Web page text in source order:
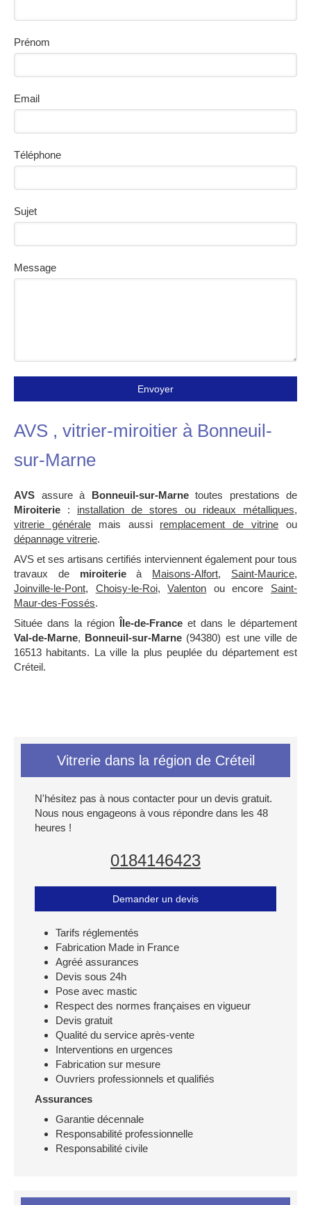
Prénom
Email
Téléphone
Sujet
Message
Envoyer
AVS , vitrier-miroitier à Bonneuil-
sur-Marne
AVS assure à Bonneuil-sur-Marnetoutes prestations de
Miroiterie : installation de stores ou rideaux métalliques,
vitrerie généralemais aussi remplacement de vitrine ou
dépannage vitrerie.
AVS et ses artisans certifiés interviennent également pour tous
travaux de miroiterieà Maisons-Alfort, Saint-Maurice,
Joinville-le-Pont, Choisy-le-Roi,Valenton ou encore Saint-
Maur-des-Fossés.
Située dans la région Île-de-France et dans le département
Val-de-Marne, Bonneuil-sur-Marne (94380) est une ville de
16513 habitants. La ville la plus peuplée du département est
Créteil.
Vitrerie dans la région de Créteil
N'hésitez pas à nous contacter pour un devis gratuit.
Nous nous engageons à vous répondre dans les 48
heures !
0184146423
Demander un devis
Tarifs réglementés
Fabrication Made in France
Agréé assurances
Devis sous 24h
Pose avec mastic
Respect des normes françaises en vigueur
Devis gratuit
Qualité du service après-vente
Interventions en urgences
Fabrication sur mesure
Ouvriers professionnels et qualifiés
Assurances
Garantie décennale
Responsabilité professionnelle
Responsabilité civile